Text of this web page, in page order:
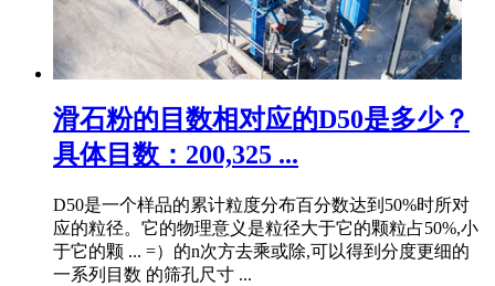
滑石粉的目数相对应的D50是多少？
具体目数：200,325 ...
D50是一个样品的累计粒度分布百分数达到50%时所对
应的粒径。它的物理意义是粒径大于它的颗粒占50%,小
于它的颗 ... =）的n次方去乘或除,可以得到分度更细的
一系列目数 的筛孔尺寸 ...